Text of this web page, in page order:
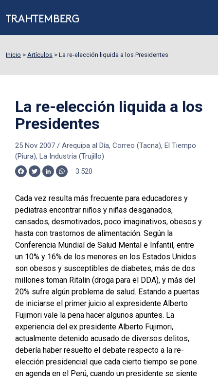
Inicio > Artículos > La re-elección liquida a los Presidentes
La re-elección liquida a los
Presidentes
25 Nov 2007/ Arequipa al Día, Correo (Tacna), El Tiempo
(Piura), La Industria (Trujillo)
Facebook
TwitterLinkedInWhatsApp
3.520
Cada vez resulta más frecuente para educadores y
pediatras encontrar niños y niñas desganados,
cansados, desmotivados, poco imaginativos, obesos y
hasta con trastornos de alimentación. Según la
Conferencia Mundial de Salud Mental e Infantil, entre
un 10% y 16% de los menores en los Estados Unidos
son obesos y susceptibles de diabetes, más de dos
millones toman Ritalin (droga para el DDA), y más del
20% sufre algún problema de salud. Estando a puertas
de iniciarse el primer juicio al expresidente Alberto
Fujimori vale la pena hacer algunos apuntes. La
experiencia del ex presidente Alberto Fujimori,
actualmente detenido acusado de diversos delitos,
debería haber resuelto el debate respecto a la re-
elección presidencial que cada cierto tiempo se pone
en agenda en el Perú, cuando un presidente se siente